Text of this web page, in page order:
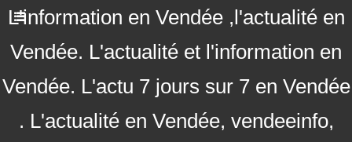
L'information en Vendée ,l'actualité en
Vendée. L'actualité et l'information en
Vendée. L'actu 7 jours sur 7 en Vendée
. L'actualité en Vendée, vendeeinfo,